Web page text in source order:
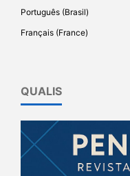
Português (Brasil)
Français (France)
QUALIS